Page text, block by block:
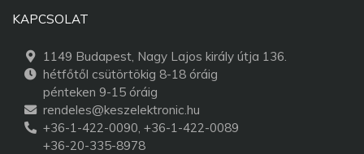
KAPCSOLAT
1149 Budapest, Nagy Lajos király útja 136.
hétfőtől csütörtökig 8-18 óráig
pénteken 9-15 óráig
rendeles@keszelektronic.hu
+36-1-422-0090, +36-1-422-0089
+36-20-335-8978